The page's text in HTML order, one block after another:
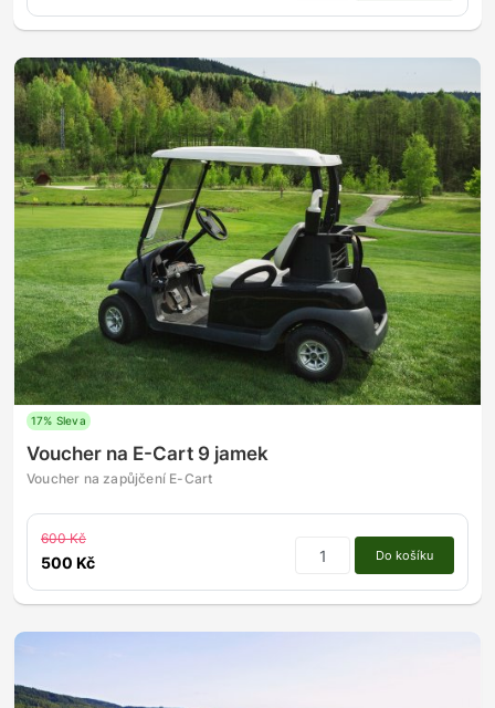
17% Sleva
Voucher na E-Cart 9 jamek
Voucher na zapůjčení E-Cart
600 Kč
500 Kč Do košíku